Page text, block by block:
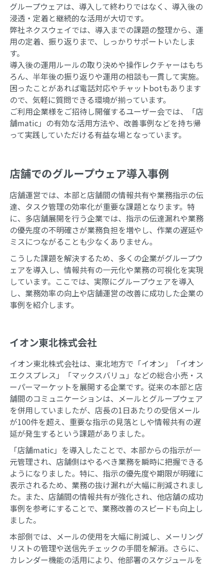
グループウェアは、導入して終わりではなく、導入後の
浸透・定着と継続的な活用が大切です。
弊社ネクスウェイでは、導入までの課題の整理から、運
用の定着、振り返りまで、しっかりサポートいたしま
す。
導入後の運用ルールの取り決めや操作レクチャーはもち
ろん、半年後の振り返りや運用の相談も一貫して実施。
困ったことがあれば電話対応やチャットbotもあります
ので、気軽に質問できる環境が揃っています。
ご利用企業様をご招待し開催するユーザー会では、「店
舗matic」の有効な活用方法や、改善事例などを持ち帰
って実践していただける有益な場となっています。
店舗でのグループウェア導入事例
店舗運営では、本部と店舗間の情報共有や業務指示の伝
達、タスク管理の効率化が重要な課題となります。特
に、多店舗展開を行う企業では、指示の伝達漏れや業務
の優先度の不明確さが業務負担を増やし、作業の遅延や
ミスにつながることも少なくありません。
こうした課題を解決するため、多くの企業がグループウ
ェアを導入し、情報共有の一元化や業務の可視化を実現
しています。ここでは、実際にグループウェアを導入
し、業務効率の向上や店舗運営の改善に成功した企業の
事例を紹介します。
イオン東北株式会社
イオン東北株式会社は、東北地方で「イオン」「イオン
エクスプレス」「マックスバリュ」などの総合小売・ス
ーパーマーケットを展開する企業です。従来の本部と店
舗間のコミュニケーションは、メールとグループウェア
を併用していましたが、店長の1日あたりの受信メール
が100件を超え、重要な指示の見落としや情報共有の遅
延が発生するという課題がありました。
「店舗matic」を導入したことで、本部からの指示が一
元管理され、店舗側はやるべき業務を瞬時に把握できる
ようになりました。特に、指示の優先度や期限が明確に
表示されるため、業務の抜け漏れが大幅に削減されまし
た。また、店舗間の情報共有が強化され、他店舗の成功
事例を参考にすることで、業務改善のスピードも向上し
ました。
本部側では、メールの使用を大幅に削減し、メーリング
リストの管理や送信先チェックの手間を解消。さらに、
カレンダー機能の活用により、他部署のスケジュールを